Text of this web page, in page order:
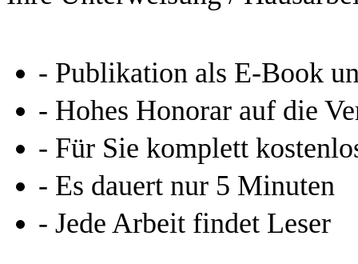
- Publikation als E-Book
- Hohes Honorar auf die
- Für Sie komplett
- Es dauert nur 5 Minuten
- Jede Arbeit findet Leser